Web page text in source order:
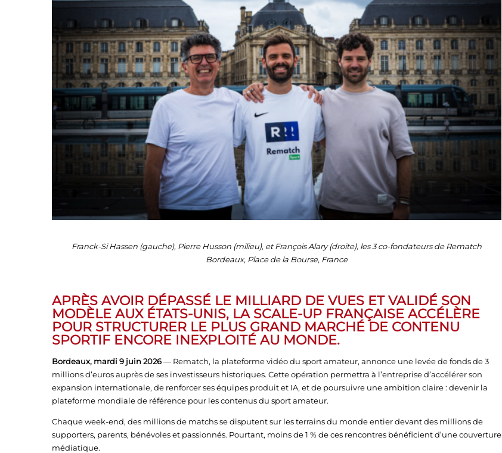
Franck-Si Hassen (gauche), Pierre Husson (milieu), et François Alary (droite), les 3 co-fondateurs de Rematch
Bordeaux, Place de la Bourse, France
APRÈS AVOIR DÉPASSÉ LE MILLIARD DE VUES ET VALIDÉ SON
MODÈLE AUX ÉTATS-UNIS, LA SCALE-UP FRANÇAISE ACCÉLÈRE
POUR STRUCTURER LE PLUS GRAND MARCHÉ DE CONTENU
SPORTIF ENCORE INEXPLOITÉ AU MONDE.
Bordeaux, mardi 9 juin 2026— Rematch, la plateforme vidéo du sport amateur, annonce une levée de fonds de 3
millions d’euros auprès de ses investisseurs historiques. Cette opération permettra à l’entreprise d’accélérer son
expansion internationale, de renforcer ses équipes produit et IA, et de poursuivre une ambition claire : devenir la
plateforme mondiale de référence pour les contenus du sport amateur.
Chaque week-end, des millions de matchs se disputent sur les terrains du monde entier devant des millions de
supporters, parents, bénévoles et passionnés. Pourtant, moins de 1 % de ces rencontres bénéficient d’une couverture
médiatique.